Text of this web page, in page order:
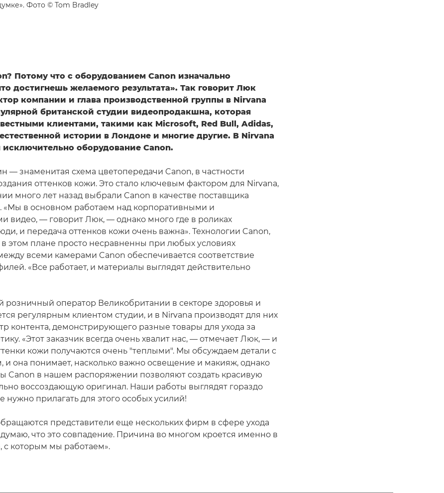
Фото © Tom Bradley
Потому что с оборудованием Canon изначально
достигнешь желаемого результата». Так говорит Люк
компании и глава производственной группы в Nirvana
британской студии видеопродакшна, которая
клиентами, такими как Microsoft, Red Bull, Adidas,
истории в Лондоне и многие другие. В Nirvana
исключительно оборудование Canon.
— знаменитая схема цветопередачи Canon, в частности
оттенков кожи. Это стало ключевым фактором для Nirvana,
много лет назад выбрали Canon в качестве поставщика
«Мы в основном работаем над корпоративными и
видео, — говорит Люк, — однако много где в роликах
и передача оттенков кожи очень важна». Технологии Canon,
в этом плане просто несравненны при любых условиях
всеми камерами Canon обеспечивается соответствие
«Все работает, и материалы выглядят действительно
розничный оператор Великобритании в секторе здоровья и
регулярным клиентом студии, и в Nirvana производят для них
контента, демонстрирующего разные товары для ухода за
«Этот заказчик всегда очень хвалит нас, — отмечает Люк, — и
кожи получаются очень "теплыми". Мы обсуждаем детали с
и она понимает, насколько важно освещение и макияж, однако
Canon в нашем распоряжении позволяют создать красивую
воссоздающую оригинал. Наши работы выглядят гораздо
нужно прилагать для этого особых усилий!
представители еще нескольких фирм в сфере ухода
что это совпадение. Причина во многом кроется именно в
с которым мы работаем».